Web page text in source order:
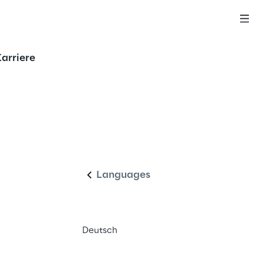
Languages
Deutsch